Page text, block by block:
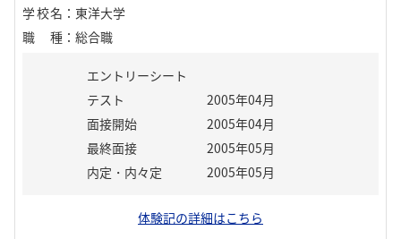
学校名 ： 東洋大学
職種 ： 総合職
エントリーシート
テスト
2005年04月
面接開始
2005年04月
最終面接
2005年05月
内定・内々定
2005年05月
体験記の詳細はこちら